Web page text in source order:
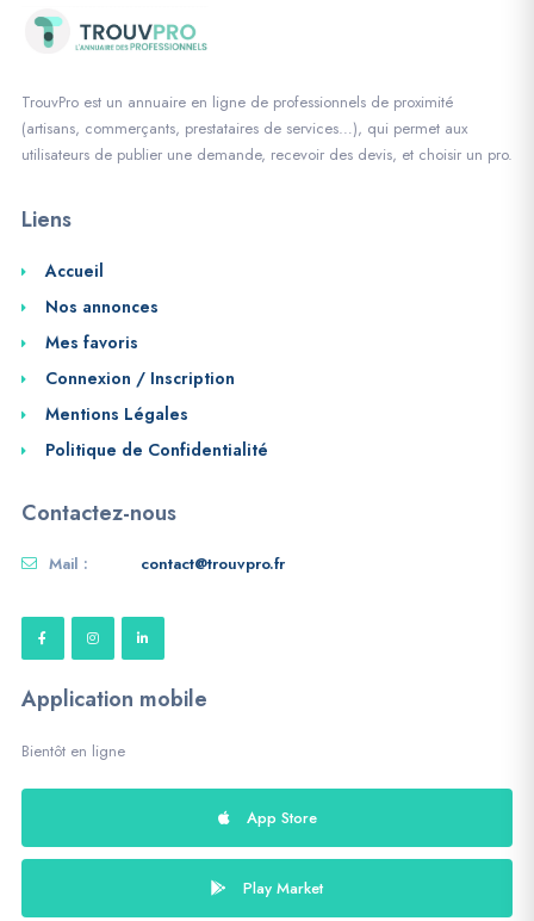
TrouvPro est un annuaire en ligne de professionnels de proximité
(artisans, commerçants, prestataires de services…), qui permet aux
utilisateurs de publier une demande, recevoir des devis, et choisir un pro.
Liens
Accueil
Nos annonces
Mes favoris
Connexion / Inscription
Mentions Légales
Politique de Confidentialité
Contactez-nous
Mail : contact@trouvpro.fr
Application mobile
Bientôt en ligne
App Store
Play Market